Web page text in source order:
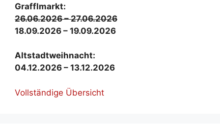
Graf­fl­markt:
26.06.2026 – 27.06.2026
18.09.2026 – 19.09.2026
Alt­stadt­weih­nacht:
04.12.2026 – 13.12.2026
Voll­stän­di­ge Über­sicht